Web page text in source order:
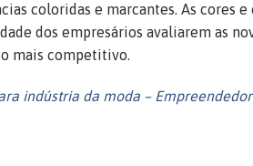
coloridas e marcantes. As cores e
dos empresários avaliarem as
mais competitivo.
indústria da moda – Empreendedor